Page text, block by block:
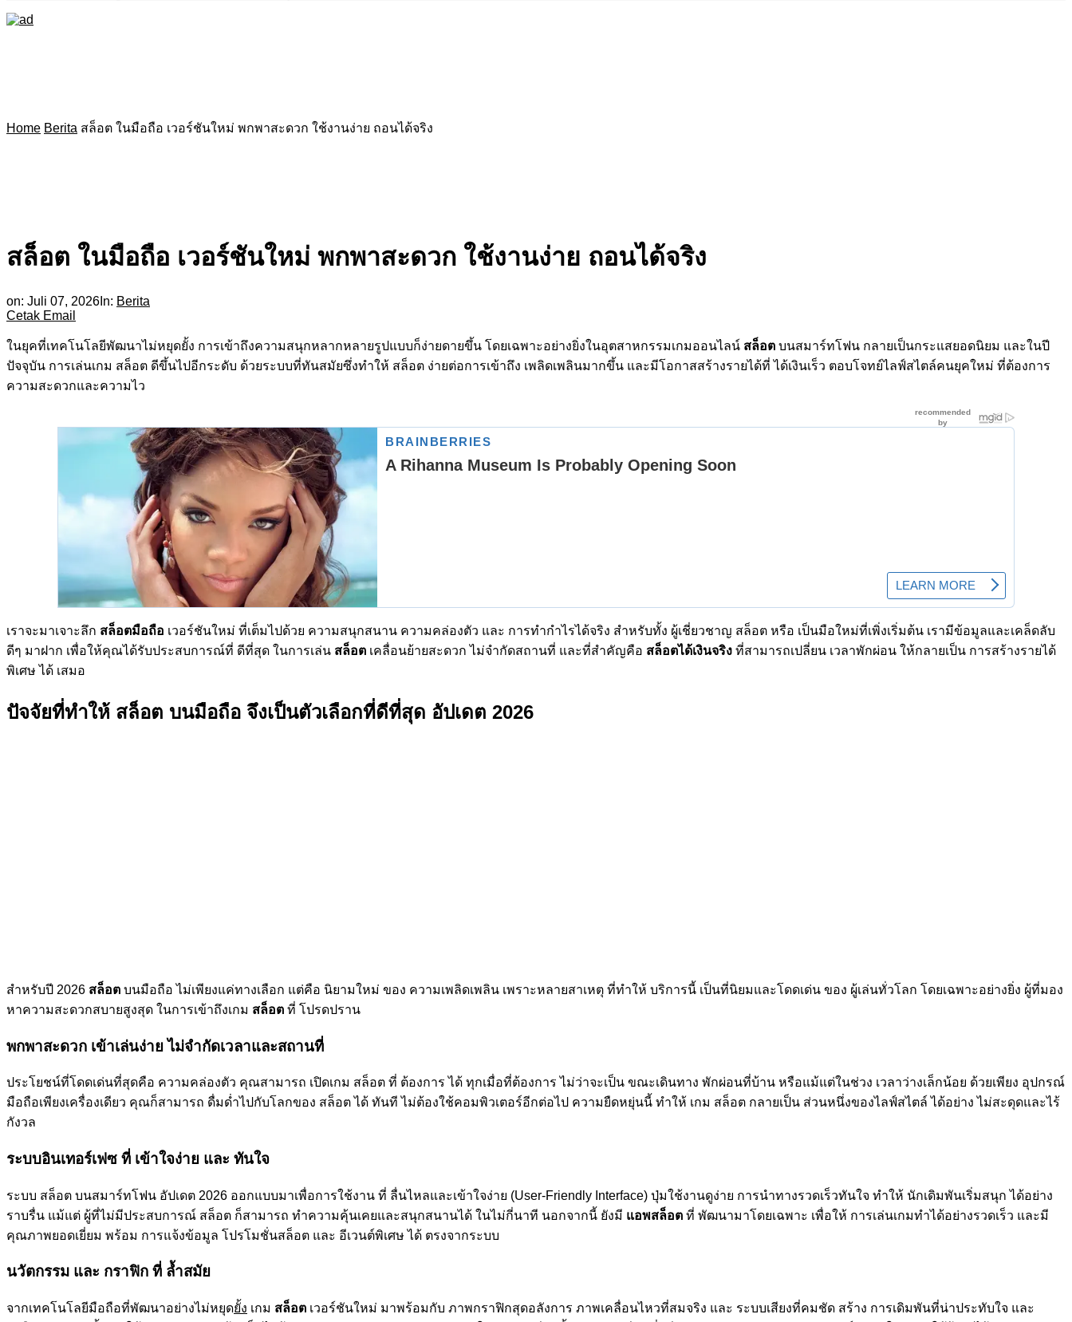
Home Berita สล็อต ในมือถือ เวอร์ชันใหม่ พกพาสะดวก ใช้งานง่าย ถอนได้จริง
สล็อต ในมือถือ เวอร์ชันใหม่ พกพาสะดวก ใช้งานง่าย ถอนได้จริง
on: Juli 07, 2026 In: Berita
Cetak Email
ในยุคที่เทคโนโลยีพัฒนาไม่หยุดยั้ง การเข้าถึงความสนุกหลากหลายรูปแบบก็ง่ายดายขึ้น โดยเฉพาะอย่างยิ่งในอุตสาหกรรมเกมออนไลน์ สล็อต บนสมาร์ทโฟน กลายเป็นกระแสยอดนิยม และในปี
ปัจจุบัน การเล่นเกม สล็อต ดีขึ้นไปอีกระดับ ด้วยระบบที่ทันสมัยซึ่งทำให้ สล็อต ง่ายต่อการเข้าถึง เพลิดเพลินมากขึ้น และมีโอกาสสร้างรายได้ที่ ได้เงินเร็ว ตอบโจทย์ไลฟ์สไตล์คนยุคใหม่ ที่ต้องการ
ความสะดวกและความไว
เราจะมาเจาะลึก สล็อตมือถือ เวอร์ชันใหม่ ที่เต็มไปด้วย ความสนุกสนาน ความคล่องตัว และ การทำกำไรได้จริง สำหรับทั้ง ผู้เชี่ยวชาญ สล็อต หรือ เป็นมือใหม่ที่เพิ่งเริ่มต้น เรามีข้อมูลและเคล็ดลับ
ดีๆ มาฝาก เพื่อให้คุณได้รับประสบการณ์ที่ ดีที่สุด ในการเล่น สล็อต เคลื่อนย้ายสะดวก ไม่จำกัดสถานที่ และที่สำคัญคือ สล็อตได้เงินจริง ที่สามารถเปลี่ยน เวลาพักผ่อน ให้กลายเป็น การสร้างรายได้
พิเศษ ได้ เสมอ
ปัจจัยที่ทำให้ สล็อต บนมือถือ จึงเป็นตัวเลือกที่ดีที่สุด อัปเดต 2026
สำหรับปี 2026 สล็อต บนมือถือ ไม่เพียงแค่ทางเลือก แต่คือ นิยามใหม่ ของ ความเพลิดเพลิน เพราะหลายสาเหตุ ที่ทำให้ บริการนี้ เป็นที่นิยมและโดดเด่น ของ ผู้เล่นทั่วโลก โดยเฉพาะอย่างยิ่ง ผู้ที่มอง
หาความสะดวกสบายสูงสุด ในการเข้าถึงเกม สล็อต ที่ โปรดปราน
พกพาสะดวก เข้าเล่นง่าย ไม่จำกัดเวลาและสถานที่
ประโยชน์ที่โดดเด่นที่สุดคือ ความคล่องตัว คุณสามารถ เปิดเกม สล็อต ที่ ต้องการ ได้ ทุกเมื่อที่ต้องการ ไม่ว่าจะเป็น ขณะเดินทาง พักผ่อนที่บ้าน หรือแม้แต่ในช่วง เวลาว่างเล็กน้อย ด้วยเพียง อุปกรณ์
มือถือเพียงเครื่องเดียว คุณก็สามารถ ดื่มด่ำไปกับโลกของ สล็อต ได้ ทันที ไม่ต้องใช้คอมพิวเตอร์อีกต่อไป ความยืดหยุ่นนี้ ทำให้ เกม สล็อต กลายเป็น ส่วนหนึ่งของไลฟ์สไตล์ ได้อย่าง ไม่สะดุดและไร้
กังวล
ระบบอินเทอร์เฟซ ที่ เข้าใจง่าย และ ทันใจ
ระบบ สล็อต บนสมาร์ทโฟน อัปเดต 2026 ออกแบบมาเพื่อการใช้งาน ที่ ลื่นไหลและเข้าใจง่าย (User-Friendly Interface) ปุ่มใช้งานดูง่าย การนำทางรวดเร็วทันใจ ทำให้ นักเดิมพันเริ่มสนุก ได้อย่าง
ราบรื่น แม้แต่ ผู้ที่ไม่มีประสบการณ์ สล็อต ก็สามารถ ทำความคุ้นเคยและสนุกสนานได้ ในไม่กี่นาที นอกจากนี้ ยังมี แอพสล็อต ที่ พัฒนามาโดยเฉพาะ เพื่อให้ การเล่นเกมทำได้อย่างรวดเร็ว และมี
คุณภาพยอดเยี่ยม พร้อม การแจ้งข้อมูล โปรโมชั่นสล็อต และ อีเวนต์พิเศษ ได้ ตรงจากระบบ
นวัตกรรม และ กราฟิก ที่ ล้ำสมัย
จากเทคโนโลยีมือถือที่พัฒนาอย่างไม่หยุดยั้ง เกม สล็อต เวอร์ชันใหม่ มาพร้อมกับ ภาพกราฟิกสุดอลังการ ภาพเคลื่อนไหวที่สมจริง และ ระบบเสียงที่คมชัด สร้าง การเดิมพันที่น่าประทับใจ และ